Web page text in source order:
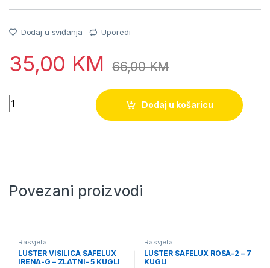
Dodaj u sviđanja Uporedi
35,00 KM 66,00KM
Quantity
Dodaj u košaricu
Povezani proizvodi
Rasvjeta
LUSTER VISILICA SAFELUX
IRENA-G – ZLATNI- 5 KUGLI
Rasvjeta
LUSTER SAFELUX ROSA-2 – 7
KUGLI